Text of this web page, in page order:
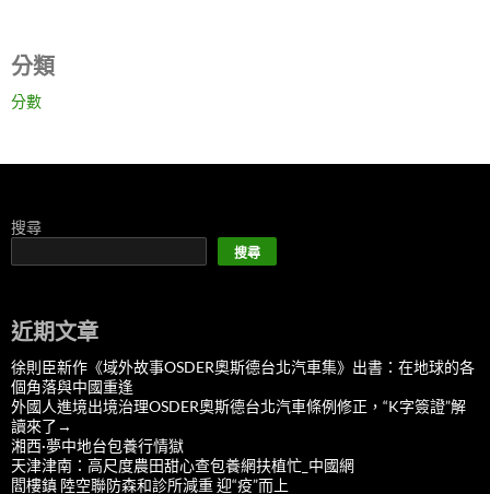
分類
分數
搜尋
搜尋
近期文章
徐則臣新作《域外故事OSDER奧斯德台北汽車集》出書：在地球的各
個角落與中國重逢
外國人進境出境治理OSDER奧斯德台北汽車條例修正，“K字簽證”解
讀來了→
湘西·夢中地台包養行情獄
天津津南：高尺度農田甜心查包養網扶植忙_中國網
閻樓鎮 陸空聯防森和診所減重 迎“疫”而上